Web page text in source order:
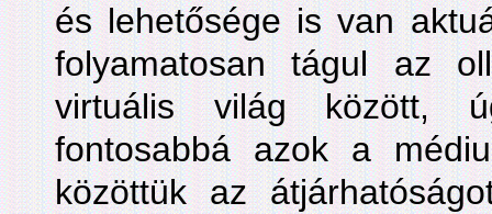
és lehetősége is van
folyamatosan tágul az
virtuális világ között,
fontosabbá azok a
közöttük az